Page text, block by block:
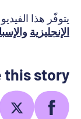
يتوفّر هذا
الإنجليزية
this story